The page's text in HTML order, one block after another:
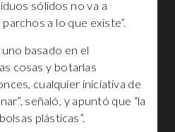
sólidos no va a
a lo que existe”.
basado en el
cosas y botarlas
cualquier iniciativa de
señaló, y apuntó que “la
plásticas”.